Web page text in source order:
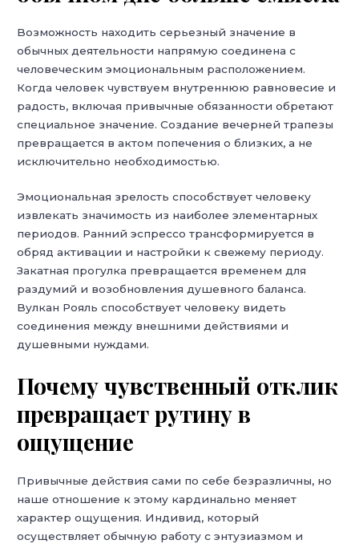
Возможность находить серьезный значение в
обычных деятельности напрямую соединена с
человеческим эмоциональным расположением.
Когда человек чувствуем внутреннюю равновесие и
радость, включая привычные обязанности обретают
специальное значение. Создание вечерней трапезы
превращается в актом попечения о близких, а не
исключительно необходимостью.
Эмоциональная зрелость способствует человеку
извлекать значимость из наиболее элементарных
периодов. Ранний эспрессо трансформируется в
обряд активации и настройки к свежему периоду.
Закатная прогулка превращается временем для
раздумий и возобновления душевного баланса.
Вулкан Рояль способствует человеку видеть
соединения между внешними действиями и
душевными нуждами.
Почему чувственный отклик
превращает рутину в
ощущение
Привычные действия сами по себе безразличны, но
наше отношение к этому кардинально меняет
характер ощущения. Индивид, который
осуществляет обычную работу с энтузиазмом и